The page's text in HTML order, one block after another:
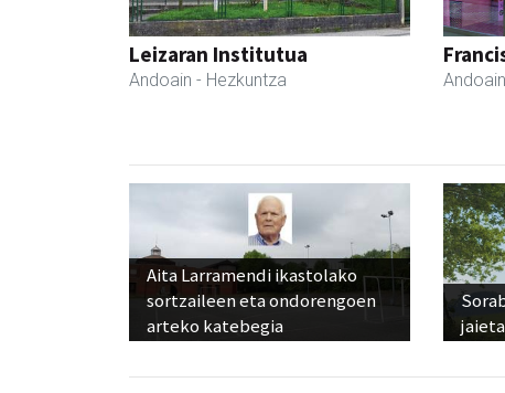
Leizaran Institutua
Andoain - Hezkuntza Andoain
Aita Larramendi ikastolako
sortzaileen eta ondorengoen
arteko katebegia